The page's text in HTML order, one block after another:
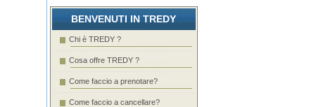
BENVENUTI IN TREDY
Chi è TREDY ?
Cosa offre TREDY ?
Come faccio a prenotare?
Come faccio a cancellare?